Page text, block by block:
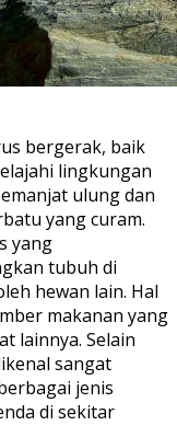
bergerak, baik
lingkungan
ulung dan
yang curam.
yang
tubuh di
hewan lain. Hal
makanan yang
lainnya. Selain
sangat
jenis
di sekitar